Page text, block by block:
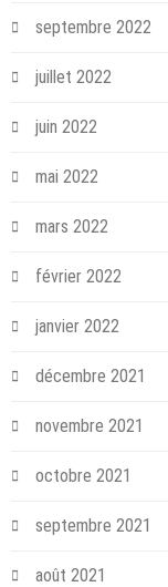
septembre 2022
juillet 2022
juin 2022
mai 2022
mars 2022
février 2022
janvier 2022
décembre 2021
novembre 2021
octobre 2021
septembre 2021
août 2021